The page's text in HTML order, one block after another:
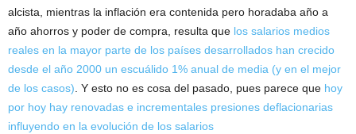
alcista, mientras la inflación era contenida pero horadaba año a
año ahorros y poder de compra, resulta que los salarios medios
reales en la mayor parte de los países desarrollados han crecido
desde el año 2000 un escuálido 1% anual de media (y en el mejor
de los casos) . Y esto no es cosa del pasado, pues parece que hoy
por hoy hay renovadas e incrementales presiones deflacionarias
influyendo en la evolución de los salarios